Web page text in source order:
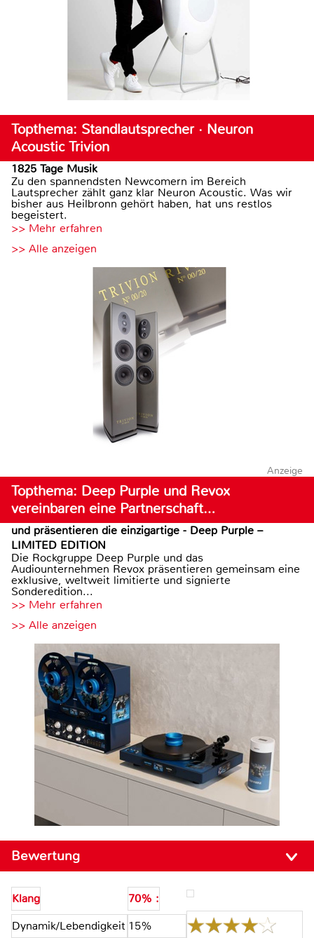
Topthema: Standlautsprecher · Neuron
Acoustic Trivion
1825 Tage Musik
Zu den spannendsten Newcomern im Bereich
Lautsprecher zählt ganz klar Neuron Acoustic. Was wir
bisher aus Heilbronn gehört haben, hat uns restlos
begeistert.
>> Mehr erfahren
>> Alle anzeigen
Anzeige
Topthema: Deep Purple und Revox
vereinbaren eine Partnerschaft…
und präsentieren die einzigartige - Deep Purple –
LIMITED EDITION
Die Rockgruppe Deep Purple und das
Audiounternehmen Revox präsentieren gemeinsam eine
exklusive, weltweit limitierte und signierte
Sonderedition...
>> Mehr erfahren
>> Alle anzeigen
Bewertung
Klang
70% :
Dynamik/Lebendigkeit 15%